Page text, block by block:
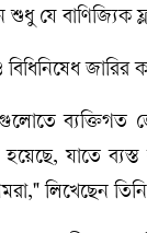
যে বাণিজ্যিক
জারির
ব্যক্তিগত
হয়েছে, যাতে
লিখেছেন